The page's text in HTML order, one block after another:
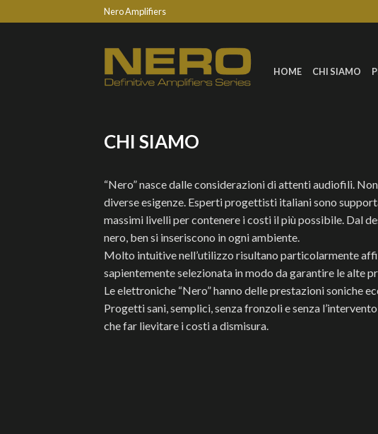
Nero Amplifiers
HOME CHI SIAMO
CHI SIAMO
“Nero” nasce dalle considerazioni di attenti audiofili.
diverse esigenze. Esperti progettisti italiani sono
massimi livelli per contenere i costi il più possibile. Dal
nero, ben si inseriscono in ogni ambiente.
Molto intuitive nell’utilizzo risultano particolarmente
sapientemente selezionata in modo da garantire le alte
Le elettroniche “Nero” hanno delle prestazioni soniche
Progetti sani, semplici, senza fronzoli e senza
che far lievitare i costi a dismisura.